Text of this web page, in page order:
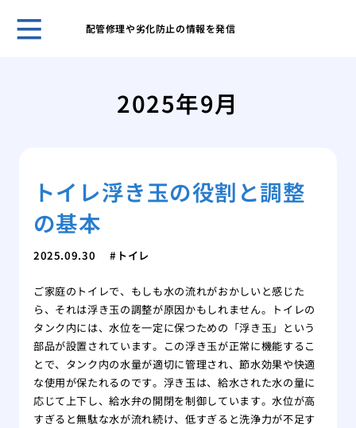
配管修理や劣化防止の情報を発信
2025年9月
トイレ浮き玉の役割と調整
の基本
2025.09.30 トイレ
ご家庭のトイレで、もしも水の流れがおかしいと感じた
ら、それは浮き玉の調整が原因かもしれません。トイレの
タンク内には、水位を一定に保つための「浮き玉」という
部品が設置されています。この浮き玉が正常に機能するこ
とで、タンク内の水量が適切に管理され、節水効果や快適
な使用が保たれるのです。浮き玉は、給水された水の量に
応じて上下し、給水弁の開閉を制御しています。水位が高
すぎると無駄な水が流れ続け、低すぎると洗浄力が不足す